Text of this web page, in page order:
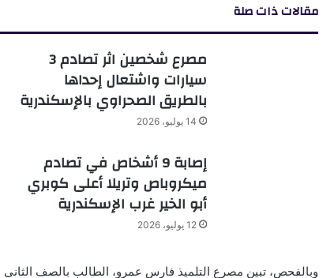
مقالات ذات صلة
مصرع شخصين اثر تصادم 3
سيارات واشتعال إحداها
بالطريق الصحراوي بالإسكندرية
14 يوليو، 2026
إصابة 9 أشخاص في تصادم
ميكروباص وتريلا أعلى كوبري
أبو الخير غرب الإسكندرية
12 يوليو، 2026
وبالفحص، تبين مصرع التلميذ فارس عمرو، الطالب بالصف الثاني